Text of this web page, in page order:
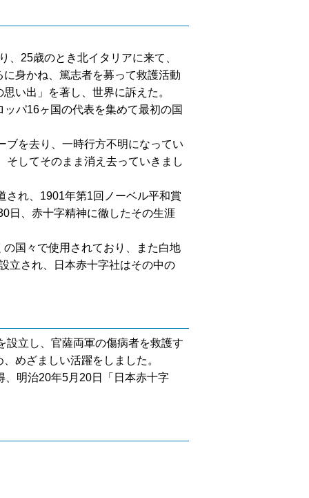
25歳のとき北イタリアに来て、
身かね、篤志者を募って救護活動
い出」を著し、世界に訴えた。
パ16ヶ国の代表を集めて最初の国
を去り、一時行方不明になってい
してそのまま消え去っていきまし
れ、1901年第1回ノーベル平和賞
日、赤十字精神に徹したその生涯
国々で使用されており、また白地
立され、日本赤十字社はその中の
設立し、官薩両軍の傷病者を救護す
めざましい活躍をしました。
明治20年5月20日「日本赤十字